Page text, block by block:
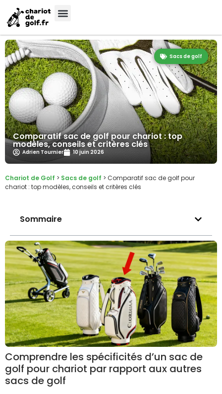
Sacs de golf
Comparatif sac de golf pour chariot : top
modèles, conseils et critères clés
Adrien Tournier 10 juin 2026
Chariot de Golf > Sacs de golf > Comparatif sac de golf pour
chariot : top modèles, conseils et critères clés
Sommaire
Comprendre les spécificités d’un sac de
golf pour chariot par rapport aux autres
sacs de golf